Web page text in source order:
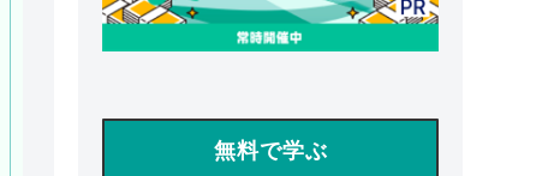
無料で学ぶ